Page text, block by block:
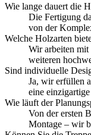
Wie lange dauert die
Die Fertigung
von der
Welche Holzarten
Wir arbeiten
weiteren
Sind individuelle
Ja, wir erfüllen
eine
Wie läuft der
Von der ersten
Montage – wir